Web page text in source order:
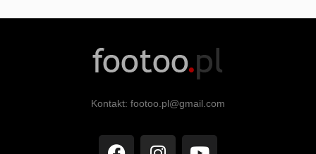
Kontakt: footoo.pl@gmail.com